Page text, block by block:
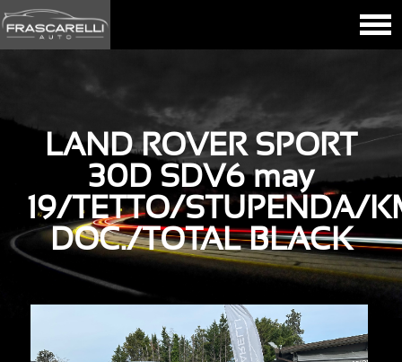
LAND ROVER SPORT
30D SDV6 may
19/TETTO/STUPENDA/
DOC./TOTAL BLACK